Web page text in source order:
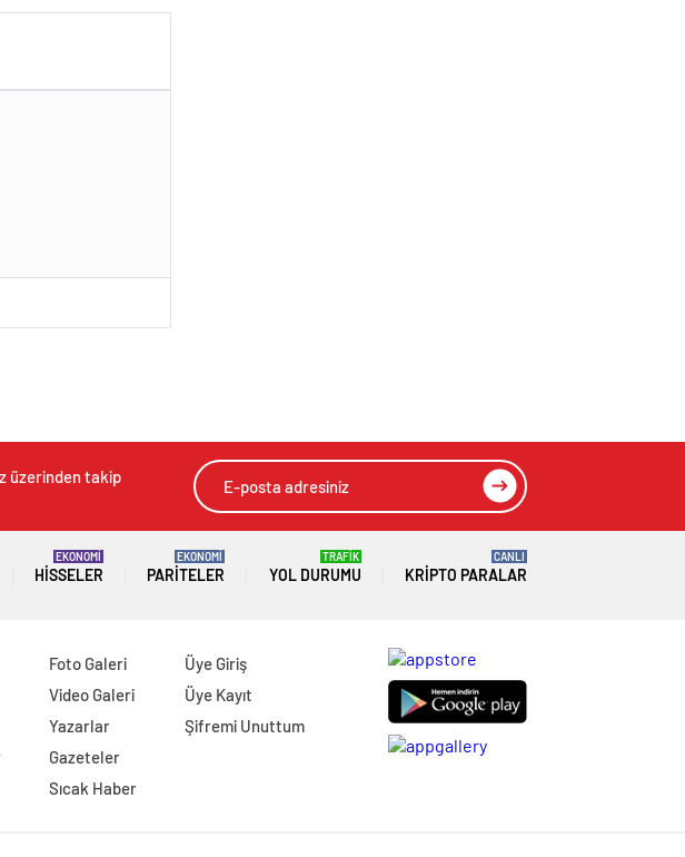
üzerinden takip
HISSELER
EKONOMİ
PARITELER
EKONOMİ
YOL DURUMU
TRAFİK
KRIPTO PARALAR
CANLI
Foto Galeri
Video Galeri
Yazarlar
Gazeteler
Sıcak Haber
Üye Giriş
Üye Kayıt
Şifremi Unuttum